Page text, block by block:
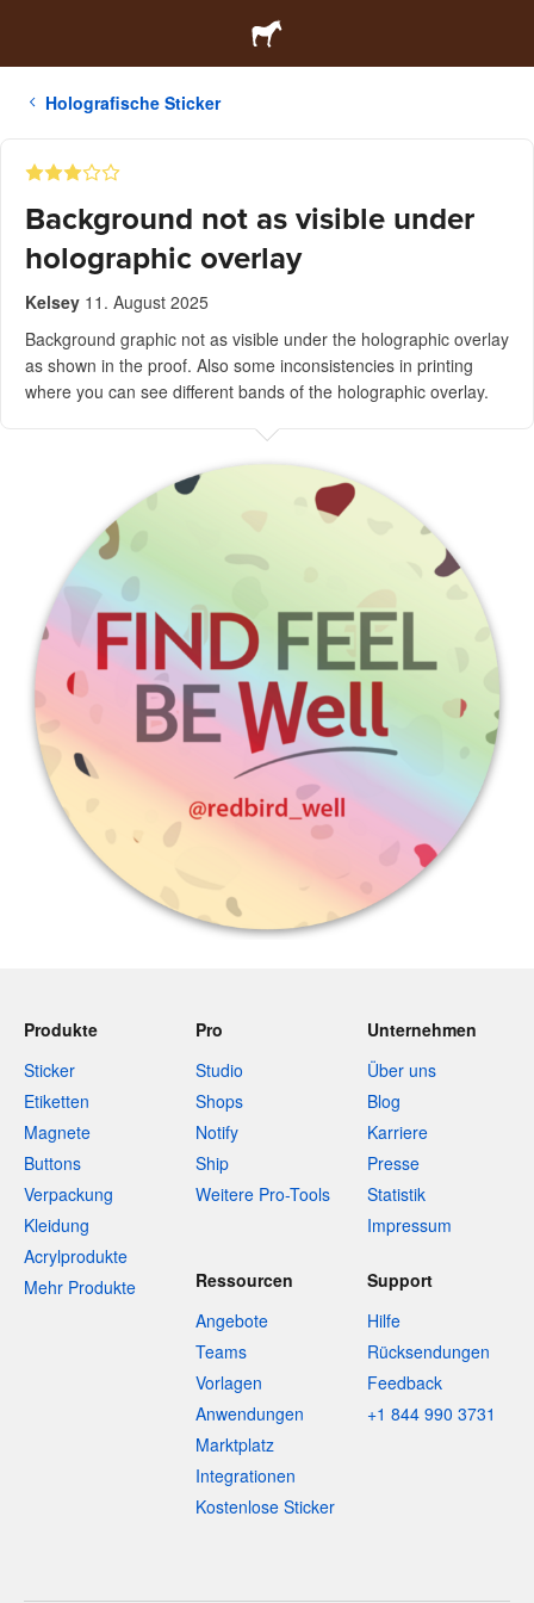
Holografische Sticker
Background not as visible under
holographic overlay
Kelsey 11. August 2025
Background graphic not as visible under the holographic overlay
as shown in the proof. Also some inconsistencies in printing
where you can see different bands of the holographic overlay.
Produkte
Sticker
Etiketten
Magnete
Buttons
Verpackung
Kleidung
Acrylprodukte
Mehr Produkte
Pro
Studio
Shops
Notify
Ship
Weitere Pro-Tools
Unternehmen
Über uns
Blog
Karriere
Presse
Statistik
Impressum
Ressourcen
Angebote
Teams
Vorlagen
Anwendungen
Marktplatz
Integrationen
Kostenlose Sticker
Support
Hilfe
Rücksendungen
Feedback
+1 844 990 3731